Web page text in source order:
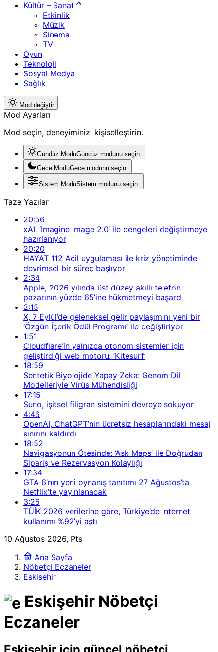
Kültür – Sanat
Etkinlik
Müzik
Sinema
TV
Oyun
Teknoloji
Sosyal Medya
Sağlık
Mod değiştir
Mod Ayarları
Mod seçin, deneyiminizi kişiselleştirin.
Gündüz ModuGündüz modunu seçin.
Gece ModuGece modunu seçin.
Sistem ModuSistem modunu seçin.
Taze Yazılar
20:56
xAI, ‘Imagine Image 2.0’ ile dengeleri değiştirmeye
hazırlanıyor
20:20
HAYAT 112 Acil uygulaması ile kriz yönetiminde
devrimsel bir süreç başlıyor
2:34
Apple, 2026 yılında üst düzey akıllı telefon
pazarının yüzde 65’ine hükmetmeyi başardı
2:15
X, 7 Eylül’de geleneksel gelir paylaşımını yeni bir
‘Özgün İçerik Ödül Programı’ ile değiştiriyor
1:51
Cloudflare’in yalnızca otonom sistemler için
geliştirdiği web motoru: ‘Kitesurf’
18:59
Sentetik Biyolojide Yapay Zeka: Genom Dil
Modelleriyle Virüs Mühendisliği
17:15
Suno, işitsel filigran sistemini devreye sokuyor
4:46
OpenAI, ChatGPT’nin ücretsiz hesaplarındaki mesaj
sınırını kaldırdı
18:52
Navigasyonun Ötesinde: ‘Ask Maps’ ile Doğrudan
Sipariş ve Rezervasyon Kolaylığı
17:34
GTA 6’nın yeni oynanış tanıtımı 27 Ağustos’ta
Netflix’te yayınlanacak
3:26
TÜİK 2026 verilerine göre, Türkiye’de internet
kullanımı %92’yi aştı
10 Ağustos 2026, Pts
Ana Sayfa
Nöbetçi Eczaneler
Eskisehir
Eskişehir Nöbetçi
Eczaneler